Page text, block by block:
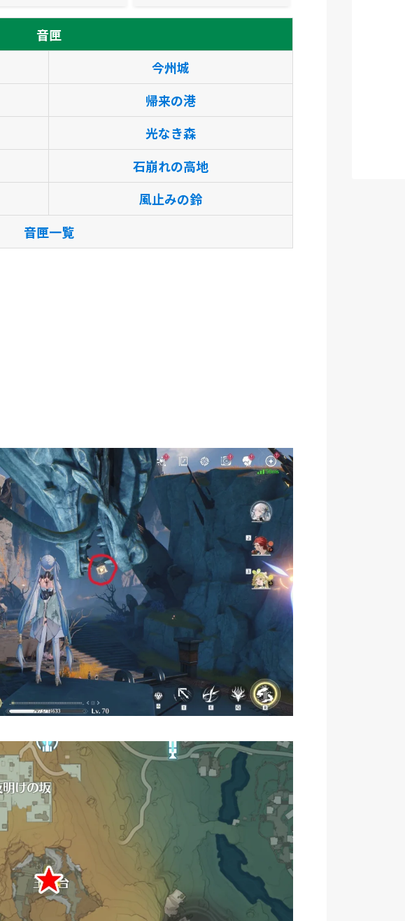
音匣
今州城
帰来の港
光なき森
石崩れの高地
風止みの鈴
音匣一覧